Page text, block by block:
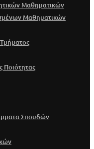
Μαθηματικών
Μαθηματικών
Ποιότητας
Σπουδών